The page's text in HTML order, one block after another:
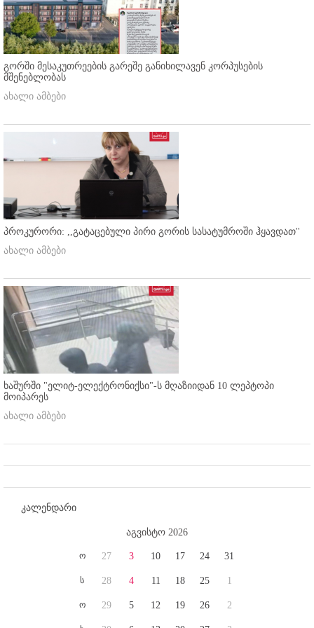
გორში მესაკუთრეების გარეშე განიხილავენ კორპუსების
მშენებლობას
ახალი ამბები
პროკურორი: ,,გატაცებული პირი გორის სასატუმროში ჰყავდათ''
ახალი ამბები
ხაშურში "ელიტ-ელექტრონიქსი"-ს მღაზიიდან 10 ლეპტოპი
მოიპარეს
ახალი ამბები
კალენდარი
აგვისტო 2026
ო
ს
ო
27
28
29
3
4
5
10
11
12
17
18
19
24
25
26
31
1
2